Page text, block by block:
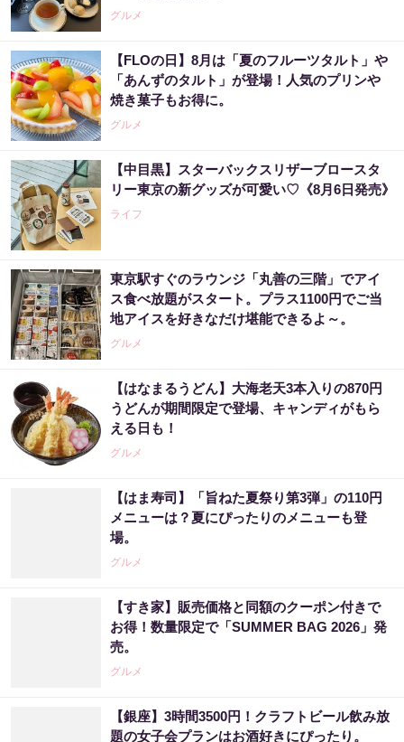
グルメ
【FLOの日】8月は「夏のフルーツタルト」や
「あんずのタルト」が登場！人気のプリンや
焼き菓子もお得に。
グルメ
【中目黒】スターバックスリザーブロースタ
リー東京の新グッズが可愛い♡《8月6日発売》
ライフ
東京駅すぐのラウンジ「丸善の三階」でアイ
ス食べ放題がスタート。プラス1100円でご当
地アイスを好きなだけ堪能できるよ～。
グルメ
【はなまるうどん】大海老天3本入りの870円
うどんが期間限定で登場、キャンディがもら
える日も！
グルメ
【はま寿司】「旨ねた夏祭り第3弾」の110円
メニューは？夏にぴったりのメニューも登
場。
グルメ
【すき家】販売価格と同額のクーポン付きで
お得！数量限定で「SUMMER BAG 2026」発
売。
グルメ
【銀座】3時間3500円！クラフトビール飲み放
題の女子会プランはお酒好きにぴったり。